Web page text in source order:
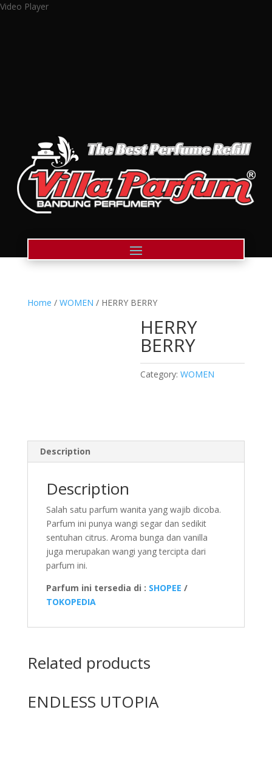
Video Player
INTRO2.mp4
Home / WOMEN / HERRY BERRY
HERRY
BERRY
Category:WOMEN
Description
Description
Salah satu parfum wanita yang wajib dicoba.
Parfum ini punya wangi segar dan sedikit
sentuhan citrus. Aroma bunga dan vanilla
juga merupakan wangi yang tercipta dari
parfum ini.
Parfum ini tersedia di : SHOPEE /
TOKOPEDIA
Related products
ENDLESS UTOPIA